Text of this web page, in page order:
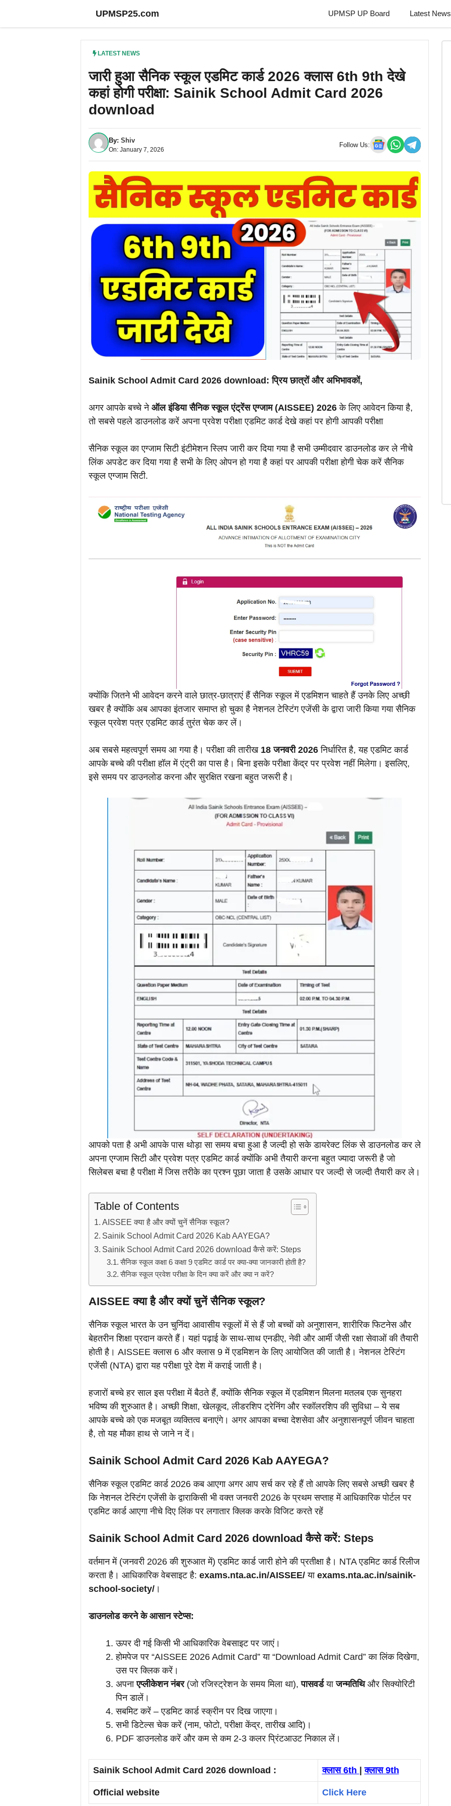
UPMSP25.com UPMSP UP Board Latest News
LATEST NEWS
जारी हुआ सैनिक स्कूल एडमिट कार्ड 2026 क्लास 6th 9th देखे
कहां होगी परीक्षा: Sainik School Admit Card 2026
download
By: Shiv
On: January 7, 2026
Follow Us:
Sainik School Admit Card 2026 download: प्रिय छात्रों और अभिभावकों,
अगर आपके बच्चे ने ऑल इंडिया सैनिक स्कूल एंट्रेंस एग्जाम (AISSEE) 2026के लिए आवेदन किया है,
तो सबसे पहले डाउनलोड करें अपना प्रवेश परीक्षा एडमिट कार्ड देखे कहां पर होगी आपकी परीक्षा
सैनिक स्कूल का एग्जाम सिटी इंटीमेशन स्लिप जारी कर दिया गया है सभी उम्मीदवार डाउनलोड कर ले नीचे
लिंक अपडेट कर दिया गया है सभी के लिए ओपन हो गया है कहां पर आपकी परीक्षा होगी चेक करें सैनिक
स्कूल एग्जाम सिटी.
क्योंकि जितने भी आवेदन करने वाले छात्र-छात्राएं हैं सैनिक स्कूल में एडमिशन चाहते हैं उनके लिए अच्छी
खबर है क्योंकि अब आपका इंतजार समाप्त हो चुका है नेशनल टेस्टिंग एजेंसी के द्वारा जारी किया गया सैनिक
स्कूल प्रवेश पत्र एडमिट कार्ड तुरंत चेक कर लें।
अब सबसे महत्वपूर्ण समय आ गया है। परीक्षा की तारीख 18 जनवरी 2026निर्धारित है, यह एडमिट कार्ड
आपके बच्चे की परीक्षा हॉल में एंट्री का पास है। बिना इसके परीक्षा केंद्र पर प्रवेश नहीं मिलेगा। इसलिए,
इसे समय पर डाउनलोड करना और सुरक्षित रखना बहुत जरूरी है।
आपको पता है अभी आपके पास थोड़ा सा समय बचा हुआ है जल्दी हो सके डायरेक्ट लिंक से डाउनलोड कर ले
अपना एग्जाम सिटी और प्रवेश पत्र एडमिट कार्ड क्योंकि अभी तैयारी करना बहुत ज्यादा जरूरी है जो
सिलेबस बचा है परीक्षा में जिस तरीके का प्रश्न पूछा जाता है उसके आधार पर जल्दी से जल्दी तैयारी कर ले।
Table of Contents
AISSEE क्या है और क्यों चुनें सैनिक स्कूल?
Sainik School Admit Card 2026 Kab AAYEGA?
Sainik School Admit Card 2026 download कैसे करें: Steps
सैनिक स्कूल कक्षा 6 कक्षा 9 एडमिट कार्ड पर क्या-क्या जानकारी होती है?
सैनिक स्कूल प्रवेश परीक्षा के दिन क्या करें और क्या न करें?
AISSEE क्या है और क्यों चुनें सैनिक स्कूल?
सैनिक स्कूल भारत के उन चुनिंदा आवासीय स्कूलों में से हैं जो बच्चों को अनुशासन, शारीरिक फिटनेस और
बेहतरीन शिक्षा प्रदान करते हैं। यहां पढ़ाई के साथ-साथ एनडीए, नेवी और आर्मी जैसी रक्षा सेवाओं की तैयारी
होती है। AISSEE क्लास 6 और क्लास 9 में एडमिशन के लिए आयोजित की जाती है। नेशनल टेस्टिंग
एजेंसी (NTA) द्वारा यह परीक्षा पूरे देश में कराई जाती है।
हजारों बच्चे हर साल इस परीक्षा में बैठते हैं, क्योंकि सैनिक स्कूल में एडमिशन मिलना मतलब एक सुनहरा
भविष्य की शुरुआत है। अच्छी शिक्षा, खेलकूद, लीडरशिप ट्रेनिंग और स्कॉलरशिप की सुविधा – ये सब
आपके बच्चे को एक मजबूत व्यक्तित्व बनाएंगे। अगर आपका बच्चा देशसेवा और अनुशासनपूर्ण जीवन चाहता
है, तो यह मौका हाथ से जाने न दें।
Sainik School Admit Card 2026 Kab AAYEGA?
सैनिक स्कूल एडमिट कार्ड 2026 कब आएगा अगर आप सर्च कर रहे हैं तो आपके लिए सबसे अच्छी खबर है
कि नेशनल टेस्टिंग एजेंसी के द्वाराकिसी भी वक्त जनवरी 2026 के प्रथम सप्ताह में आधिकारिक पोर्टल पर
एडमिट कार्ड आएगा नीचे दिए लिंक पर लगातार क्लिक करके विजिट करते रहें
Sainik School Admit Card 2026 download कैसे करें: Steps
वर्तमान में (जनवरी 2026 की शुरुआत में) एडमिट कार्ड जारी होने की प्रतीक्षा है। NTA एडमिट कार्ड रिलीज
करता है। आधिकारिक वेबसाइट है: exams.nta.ac.in/AISSEE/या exams.nta.ac.in/sainik-
school-society/।
डाउनलोड करने के आसान स्टेप्स:
ऊपर दी गई किसी भी आधिकारिक वेबसाइट पर जाएं।
होमपेज पर “AISSEE 2026 Admit Card” या “Download Admit Card” का लिंक दिखेगा,
उस पर क्लिक करें।
अपनाएप्लीकेशन नंबर(जो रजिस्ट्रेशन के समय मिला था),पासवर्डयाजन्मतिथिऔर सिक्योरिटी
पिन डालें।
सबमिट करें – एडमिट कार्ड स्क्रीन पर दिख जाएगा।
सभी डिटेल्स चेक करें (नाम, फोटो, परीक्षा केंद्र, तारीख आदि)।
PDF डाउनलोड करें और कम से कम 2-3 कलर प्रिंटआउट निकाल लें।
Sainik School Admit Card 2026 download : क्लास 6th |क्लास 9th
Official website Click Here